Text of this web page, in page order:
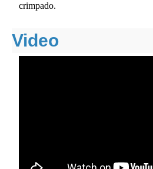
crimpado.
Video